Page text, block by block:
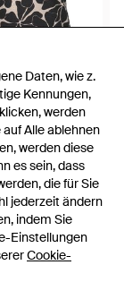
Daten, wie z.
Kennungen,
werden
Alle ablehnen
werden diese
es sein, dass
die für Sie
jederzeit ändern
indem Sie
Einstellungen
Cookie-
Daten, wie z.
Kennungen,
werden
Alle ablehnen
werden diese
es sein, dass
die für Sie
jederzeit ändern
indem Sie
Einstellungen
Cookie-
€
YOU